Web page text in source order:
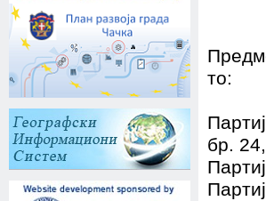
то:
бр.